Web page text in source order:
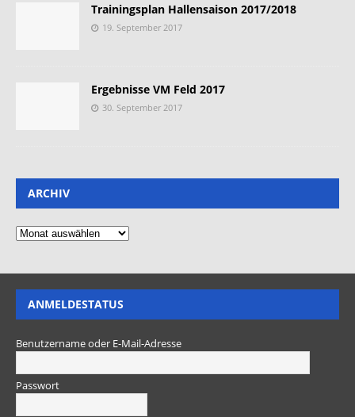
Trainingsplan Hallensaison 2017/2018
19. September 2017
Ergebnisse VM Feld 2017
30. September 2017
ARCHIV
ANMELDESTATUS
Benutzername oder E-Mail-Adresse
Passwort